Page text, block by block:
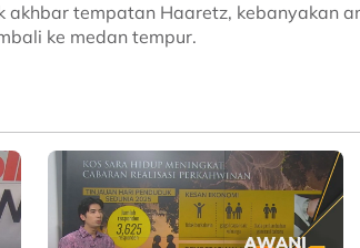
akhbar tempatan Haaretz, kebanyakan
ke medan tempur.